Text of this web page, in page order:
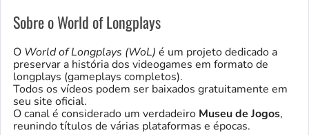
Sobre o World of Longplays
O World of Longplays (WoL) é um projeto dedicado a
preservar a história dos videogames em formato de
longplays (gameplays completos).
Todos os vídeos podem ser baixados gratuitamente em
seu site oficial.
O canal é considerado um verdadeiro Museu de Jogos,
reunindo títulos de várias plataformas e épocas.